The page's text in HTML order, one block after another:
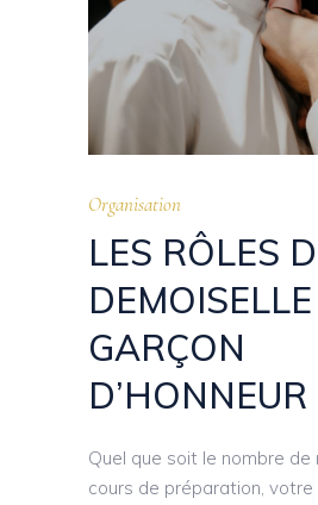
Organisation
LES RÔLES
GARÇON
D’HONNEUR
Quel que soit le nombre de
cours de préparation,